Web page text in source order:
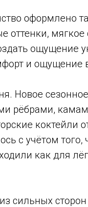
оформлено
оттенки,
ощущение
и ощущение
Новое
рёбрами,
коктейли
с учётом того,
как для
из сильных